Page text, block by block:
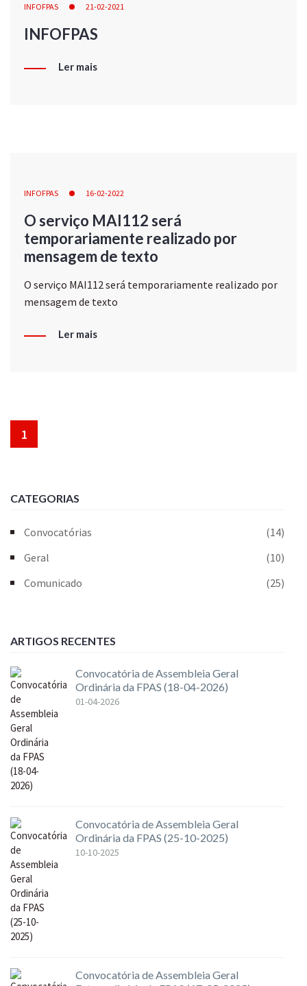
INFOFPAS 21-02-2021
INFOFPAS
Ler mais
INFOFPAS 16-02-2022
O serviço MAI112 será
temporariamente realizado por
mensagem de texto
O serviço MAI112 será temporariamente realizado por
mensagem de texto
Ler mais
1
CATEGORIAS
Convocatórias
(14)
Geral
(10)
Comunicado
(25)
ARTIGOS RECENTES
Convocatória de Assembleia Geral
Ordinária da FPAS (18-04-2026)
01-04-2026
Convocatória de Assembleia Geral
Ordinária da FPAS (25-10-2025)
10-10-2025
Convocatória de Assembleia Geral